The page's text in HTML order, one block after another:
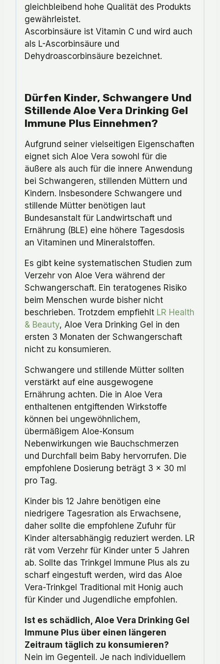
gleichbleibend hohe Qualität des Produkts
gewährleistet.
Ascorbinsäure ist Vitamin C und wird auch
als L-Ascorbinsäure und
Dehydroascorbinsäure bezeichnet.
Dürfen Kinder, Schwangere Und
Stillende Aloe Vera Drinking Gel
Immune Plus Einnehmen?
Aufgrund seiner vielseitigen Eigenschaften
eignet sich Aloe Vera sowohl für die
äußere als auch für die innere Anwendung
bei Schwangeren, stillenden Müttern und
Kindern. Insbesondere Schwangere und
stillende Mütter benötigen laut
Bundesanstalt für Landwirtschaft und
Ernährung (BLE) eine höhere Tagesdosis
an Vitaminen und Mineralstoffen.
Es gibt keine systematischen Studien zum
Verzehr von Aloe Vera während der
Schwangerschaft. Ein teratogenes Risiko
beim Menschen wurde bisher nicht
beschrieben. Trotzdem empfiehlt LR Health
& Beauty, Aloe Vera Drinking Gel in den
ersten 3 Monaten der Schwangerschaft
nicht zu konsumieren.
Schwangere und stillende Mütter sollten
verstärkt auf eine ausgewogene
Ernährung achten. Die in Aloe Vera
enthaltenen entgiftenden Wirkstoffe
können bei ungewöhnlichem,
übermäßigem Aloe-Konsum
Nebenwirkungen wie Bauchschmerzen
und Durchfall beim Baby hervorrufen. Die
empfohlene Dosierung beträgt 3 x 30 ml
pro Tag.
Kinder bis 12 Jahre benötigen eine
niedrigere Tagesration als Erwachsene,
daher sollte die empfohlene Zufuhr für
Kinder altersabhängig reduziert werden. LR
rät vom Verzehr für Kinder unter 5 Jahren
ab. Sollte das Trinkgel Immune Plus als zu
scharf eingestuft werden, wird das Aloe
Vera-Trinkgel Traditional mit Honig auch
für Kinder und Jugendliche empfohlen.
Ist es schädlich, Aloe Vera Drinking Gel
Immune Plus über einen längeren
Zeitraum täglich zu konsumieren?
Nein im Gegenteil. Je nach individuellem